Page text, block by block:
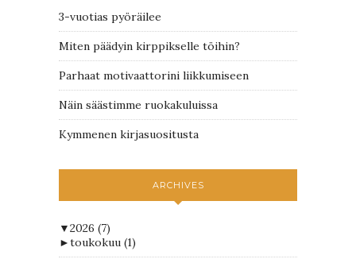
3-vuotias pyöräilee
Miten päädyin kirppikselle töihin?
Parhaat motivaattorini liikkumiseen
Näin säästimme ruokakuluissa
Kymmenen kirjasuositusta
ARCHIVES
▼2026 (7)
►toukokuu (1)